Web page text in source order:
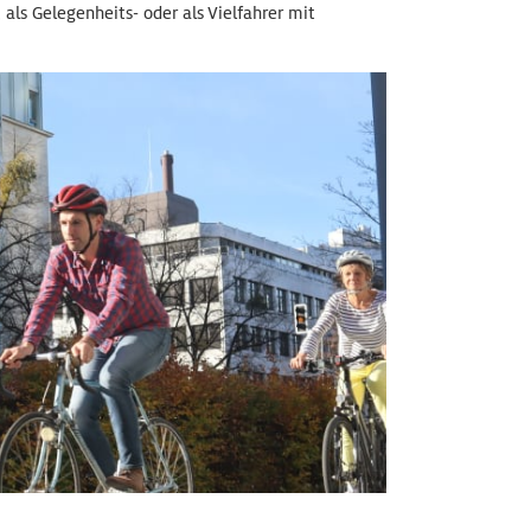
Gelegenheits- oder als Vielfahrer mit